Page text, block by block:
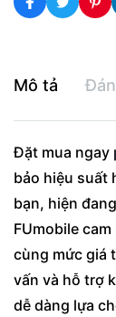
Mô tả
Đặt mua ngay
bảo hiệu suất
bạn, hiện
FUmobile
cùng mức giá
vấn và hỗ trợ
dễ dàng lựa